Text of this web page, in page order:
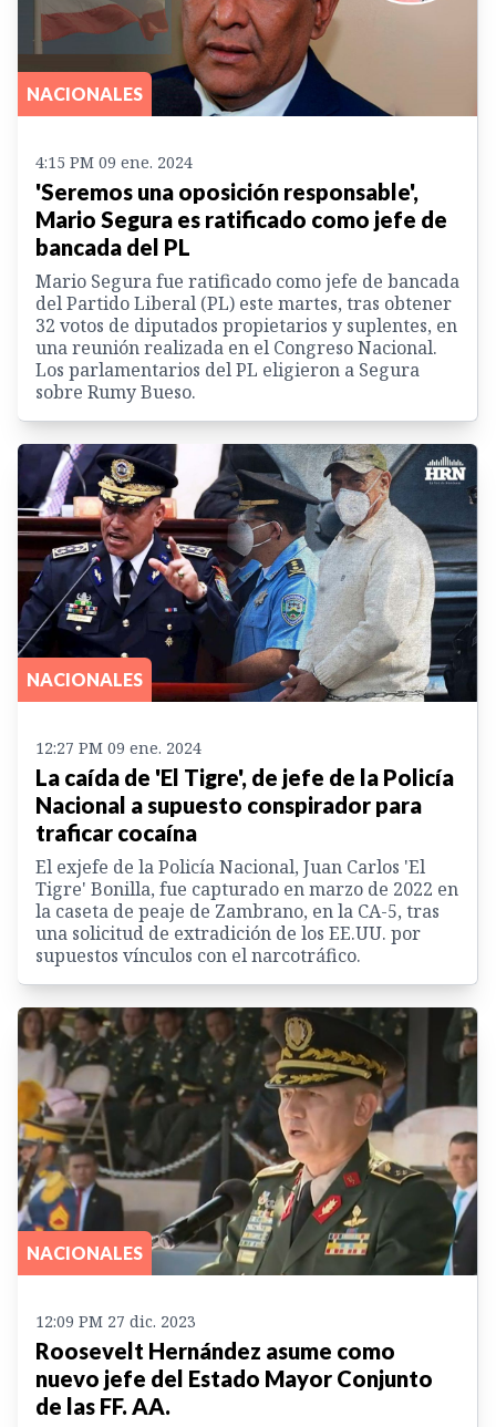
NACIONALES
4:15 PM 09 ene. 2024
'Seremos una oposición responsable',
Mario Segura es ratificado como jefe de
bancada del PL
Mario Segura fue ratificado como jefe de bancada
del Partido Liberal (PL) este martes, tras obtener
32 votos de diputados propietarios y suplentes, en
una reunión realizada en el Congreso Nacional.
Los parlamentarios del PL eligieron a Segura
sobre Rumy Bueso.
NACIONALES
12:27 PM 09 ene. 2024
La caída de 'El Tigre', de jefe de la Policía
Nacional a supuesto conspirador para
traficar cocaína
El exjefe de la Policía Nacional, Juan Carlos 'El
Tigre' Bonilla, fue capturado en marzo de 2022 en
la caseta de peaje de Zambrano, en la CA-5, tras
una solicitud de extradición de los EE.UU. por
supuestos vínculos con el narcotráfico.
NACIONALES
12:09 PM 27 dic. 2023
Roosevelt Hernández asume como
nuevo jefe del Estado Mayor Conjunto
de las FF. AA.